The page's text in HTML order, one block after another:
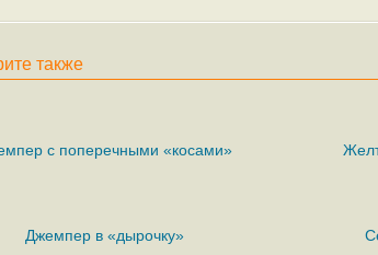
также
с поперечными «косами»
Джемпер в «дырочку»